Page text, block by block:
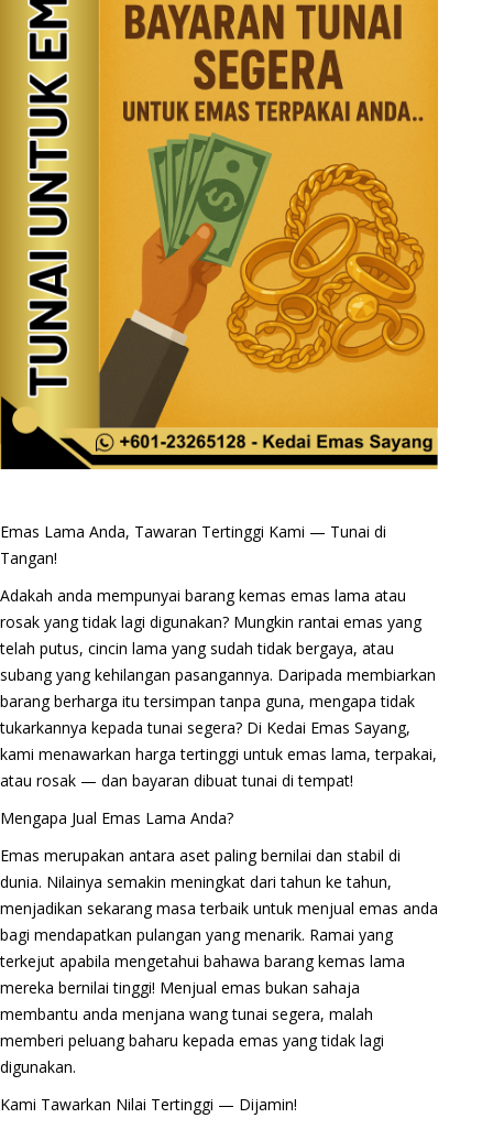
Emas Lama Anda, Tawaran Tertinggi Kami — Tunai di
Tangan!
Adakah anda mempunyai barang kemas emas lama atau
rosak yang tidak lagi digunakan? Mungkin rantai emas yang
telah putus, cincin lama yang sudah tidak bergaya, atau
subang yang kehilangan pasangannya. Daripada membiarkan
barang berharga itu tersimpan tanpa guna, mengapa tidak
tukarkannya kepada tunai segera? Di Kedai Emas Sayang,
kami menawarkan harga tertinggi untuk emas lama, terpakai,
atau rosak — dan bayaran dibuat tunai di tempat!
Mengapa Jual Emas Lama Anda?
Emas merupakan antara aset paling bernilai dan stabil di
dunia. Nilainya semakin meningkat dari tahun ke tahun,
menjadikan sekarang masa terbaik untuk menjual emas anda
bagi mendapatkan pulangan yang menarik. Ramai yang
terkejut apabila mengetahui bahawa barang kemas lama
mereka bernilai tinggi! Menjual emas bukan sahaja
membantu anda menjana wang tunai segera, malah
memberi peluang baharu kepada emas yang tidak lagi
digunakan.
Kami Tawarkan Nilai Tertinggi — Dijamin!